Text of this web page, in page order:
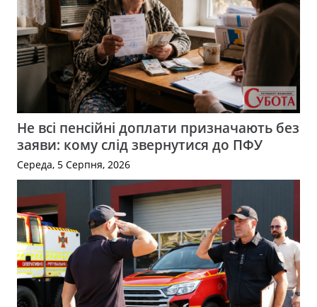
Не всі пенсійні доплати призначають без
заяви: кому слід звернутися до ПФУ
Середа, 5 Серпня, 2026